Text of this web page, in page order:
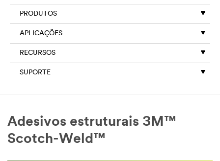
PRODUTOS
APLICAÇÕES
RECURSOS
SUPORTE
Adesivos estruturais 3M™
Scotch-Weld™